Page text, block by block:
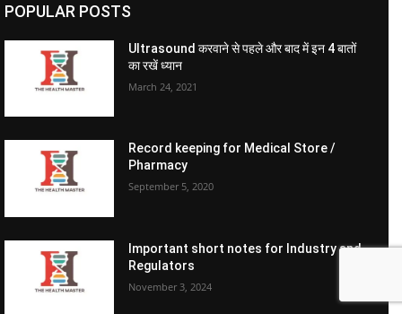
POPULAR POSTS
Ultrasound करवाने से पहले और बाद में इन 4 बातों
का रखें ध्यान
March 24, 2021
Record keeping for Medical Store /
Pharmacy
September 5, 2020
Important short notes for Industry and
Regulators
November 3, 2024